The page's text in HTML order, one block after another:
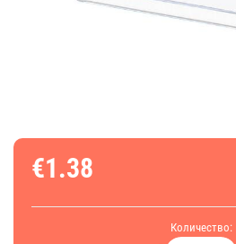
€1.38
Количество: